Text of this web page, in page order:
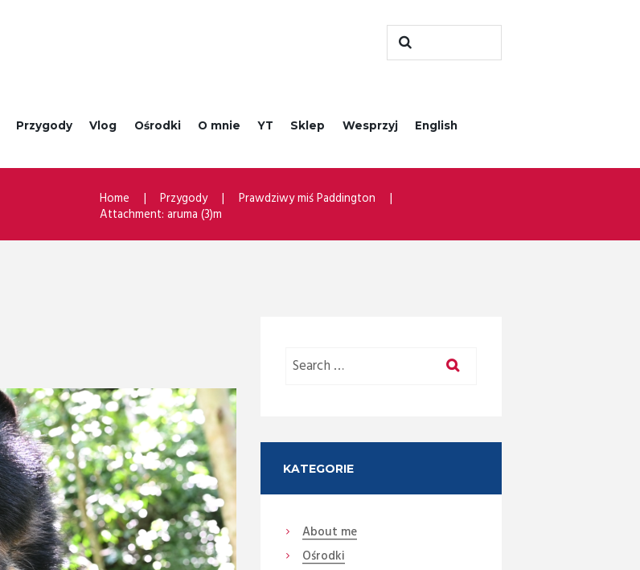
Przygody Vlog Ośrodki O mnie YT Sklep Wesprzyj English
Home Przygody
Prawdziwy miś Paddington
Attachment: aruma (3)m
KATEGORIE
About me
Ośrodki